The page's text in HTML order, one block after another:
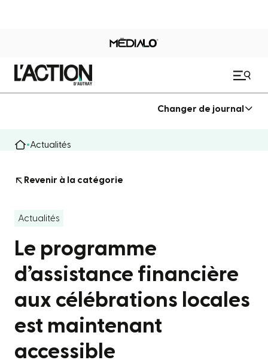
Changer de journal
Actualités
Revenir à la catégorie
Actualités
Le programme
d’assistance financière
aux célébrations locales
est maintenant
accessible